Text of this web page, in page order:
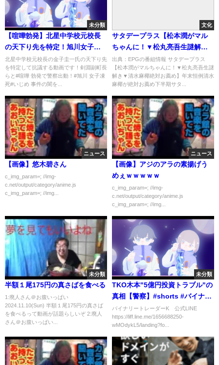
未分類
【喧嘩勃発】北星中学校元校長
の天下り先を特定！旭川女子凍
死いじめ事件を追及！剣淵副町
長と対決【神回】
北星中学校元校長の金子圭一氏の天下り先
を特定して抗議する動画です！剣淵副町長
らと#喧嘩 勃発で警察出動！#旭川 女子凍
死#いじめ 事件の闇を...
文化
サタデープラス【松本潤がマル
ちゃんに！▼松丸亮吾生謎解き
▼清水麻椰絶対お薦め】[字]…の
番組内容解析まとめ
出典：EPGの番組情報 サタデープラス
【松本潤がマルちゃんに！▼松丸亮吾生謎
解き▼清水麻椰絶対お薦め】年末恒例清水
麻椰が絶対お薦め下半期サタ...
ニュース
【画像】悠木碧さん
c_img_param=; //img-
c.net/output/category/anime.js
c_img_param=; //img...
ニュース
【画像】アジのアラの素揚げう
めぇｗｗｗｗｗ
c_img_param=; //img-
c.net/output/category/anime.js
c_img_param=; //img...
未分類
半額１尾175円の真さばを食べる
1:廃人さん＠お腹いっぱい
2024.11.10(Sun) 半額１尾175円の真さば
を食べるって動画が話題らしいぞ 2:廃人
さん＠お腹いっぱい...
未分類
TKO木本"5億円投資トラブル"の
真相【警察】#shorts #バイナリ
ーオプション #ハイローオースト
ラリア
バイナリートレーダーK 公式LINE
https://liff.line.me/1656688250-
wMOdykL5/landing?fo...